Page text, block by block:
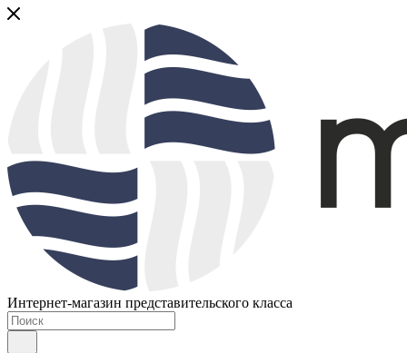
Интернет-магазин представительского класса